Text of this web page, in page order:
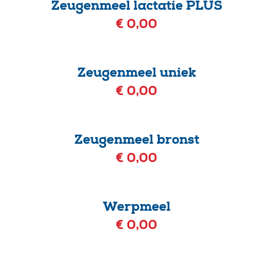
Zeugenmeel lactatie PLUS
€ 0,00
Zeugenmeel uniek
€ 0,00
Zeugenmeel bronst
€ 0,00
Werpmeel
€ 0,00